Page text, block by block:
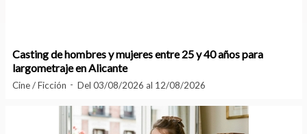
Casting de hombres y mujeres entre 25 y 40 años para
largometraje en Alicante
Cine / Ficción Del 03/08/2026 al 12/08/2026